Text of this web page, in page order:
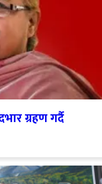
ग्रहण गर्दै